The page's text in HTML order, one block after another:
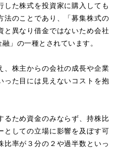
した株式を投資家に購入しても
法のことであり、「募集株式の
と異なり借金ではないため会社
」の一種とされています。
、株主からの会社の成長や企業
った目には見えないコストを抱
るため資金のみならず、持株比
としての立場に影響を及ぼす可
比率が３分の２や過半数といっ